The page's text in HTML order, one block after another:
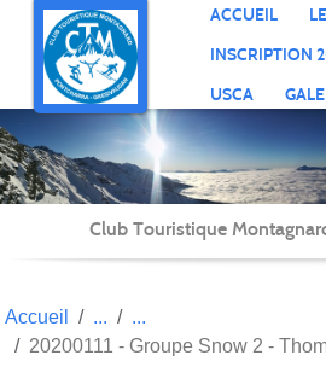
ACCUEIL
INSCRIPTION
USCA
Club Touristique
Accueil
20200111 - Groupe Snow 2 -
Panneau de gestion des cookies